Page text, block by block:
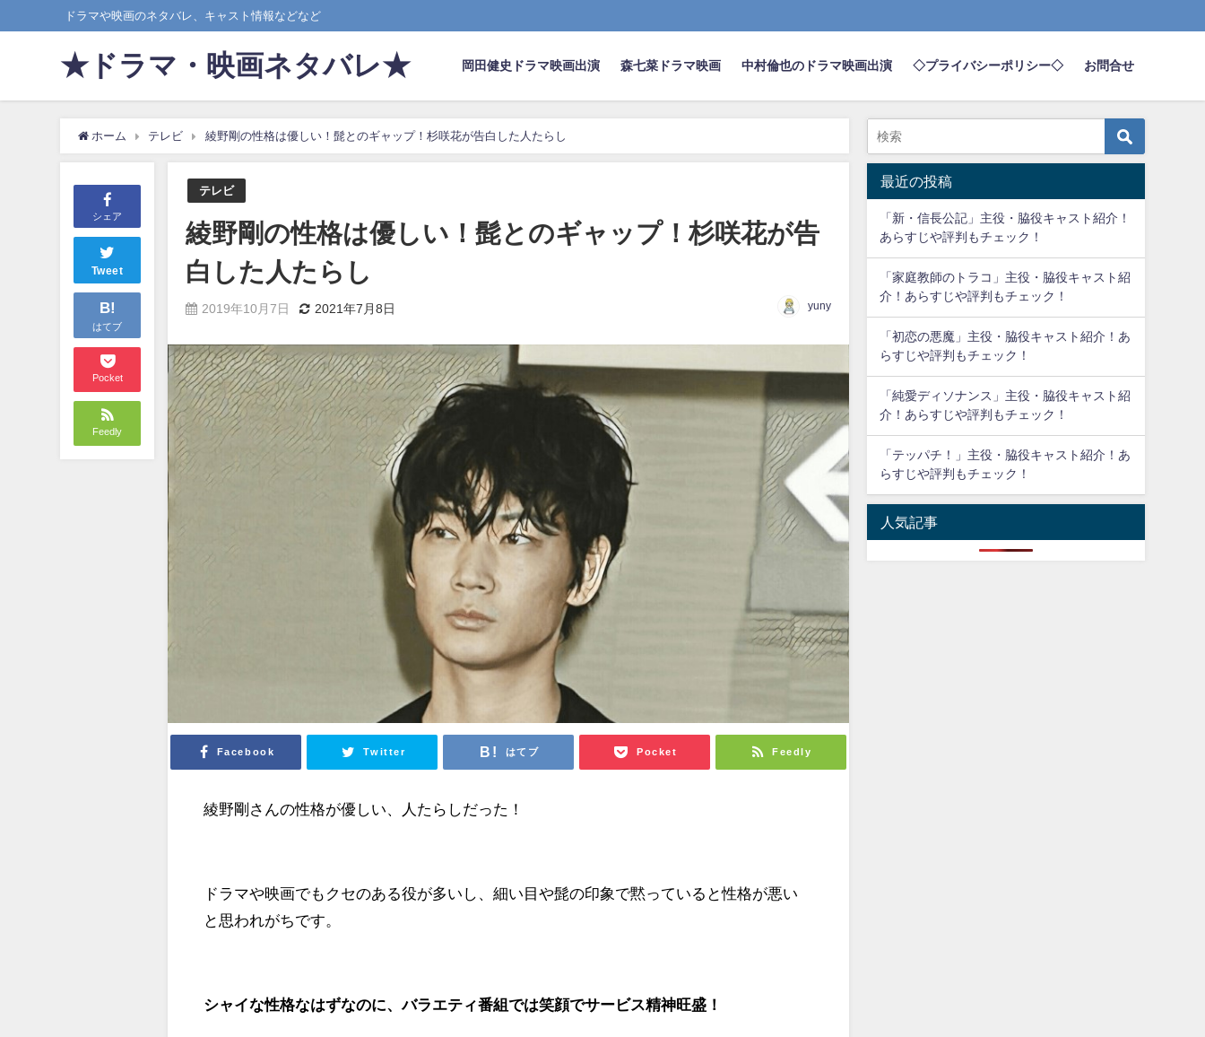
ドラマや映画のネタバレ、キャスト情報などなど
★ドラマ・映画ネタバレ★ 岡田健史ドラマ映画出演 森七菜ドラマ映画 中村倫也のドラマ映画出演 ◇プライバシーポリシー◇ お問合せ
ホーム テレビ 綾野剛の性格は優しい！髭とのギャップ！杉咲花が告白した人たらし
シェア
Tweet
B!
はてブ
Pocket
Feedly
テレビ
綾野剛の性格は優しい！髭とのギャップ！杉咲花が告
白した人たらし
2019年10月7日 2021年7月8日 yuny
Facebook Twitter はてブ Pocket Feedly
綾野剛さんの性格が優しい、人たらしだった！
ドラマや映画でもクセのある役が多いし、細い目や髭の印象で黙っていると性格が悪い
と思われがちです。
シャイな性格なはずなのに、バラエティ番組では笑顔でサービス精神旺盛！
最近の投稿
「新・信長公記」主役・脇役キャスト紹介！
あらすじや評判もチェック！
「家庭教師のトラコ」主役・脇役キャスト紹
介！あらすじや評判もチェック！
「初恋の悪魔」主役・脇役キャスト紹介！あ
らすじや評判もチェック！
「純愛ディソナンス」主役・脇役キャスト紹
介！あらすじや評判もチェック！
「テッパチ！」主役・脇役キャスト紹介！あ
らすじや評判もチェック！
人気記事